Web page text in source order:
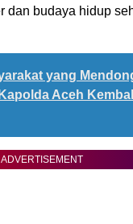
dan budaya hidup
yang
Aceh
ADVERTISEMENT